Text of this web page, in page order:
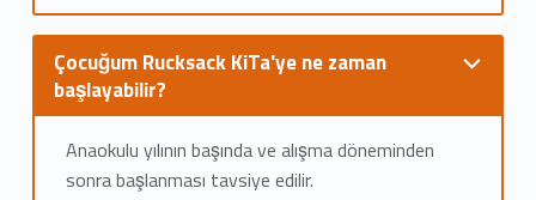
Çocuğum Rucksack KiTa'ye ne zaman
başlayabilir?
Anaokulu yılının başında ve alışma döneminden
sonra başlanması tavsiye edilir.